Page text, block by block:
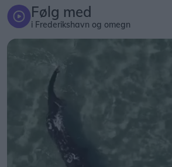
Følg med
i Frederikshavn og omegn